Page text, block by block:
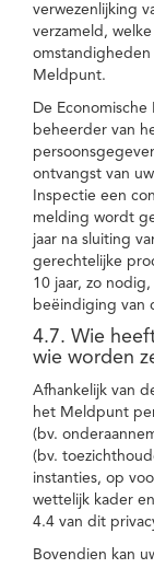
verwezenlijking
verzameld,
Meldpunt.
De
beheerder van
ontvangst van
Inspectie een
melding wordt
jaar na sluiting
gerechtelijke
10 jaar, zo
beëindiging van
4.7. Wie
wie worden
Afhankelijk van
het Meldpunt
(bv.
(bv.
instanties, op
wettelijk kader
4.4 van dit
Bovendien kan